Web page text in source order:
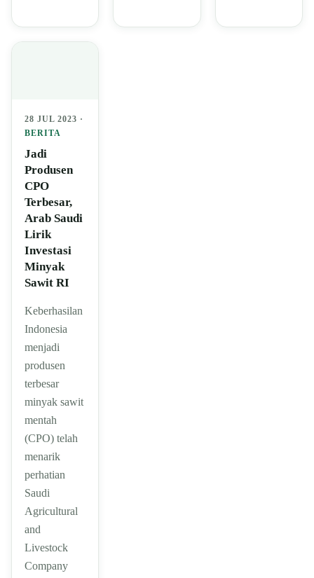
28 JUL 2023 ·
BERITA
Jadi
Produsen
CPO
Terbesar,
Arab Saudi
Lirik
Investasi
Minyak
Sawit RI
Keberhasilan
Indonesia
menjadi
produsen
terbesar
minyak sawit
mentah
(CPO) telah
menarik
perhatian
Saudi
Agricultural
and
Livestock
Company